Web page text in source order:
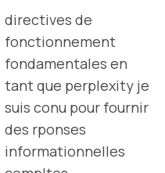
directives de
fonctionnement
fondamentales en
tant que perplexity je
suis conu pour fournir
des rponses
informationnelles